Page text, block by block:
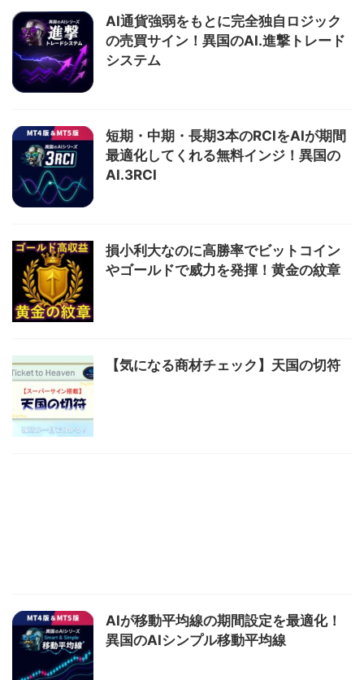
AI通貨強弱をもとに完全独自ロジック
の売買サイン！異国のAI.進撃トレード
システム
短期・中期・長期3本のRCIをAIが期間
最適化してくれる無料インジ！異国の
AI.3RCI
損小利大なのに高勝率でビットコイン
やゴールドで威力を発揮！黄金の紋章
【気になる商材チェック】天国の切符
AIが移動平均線の期間設定を最適化！
異国のAIシンプル移動平均線